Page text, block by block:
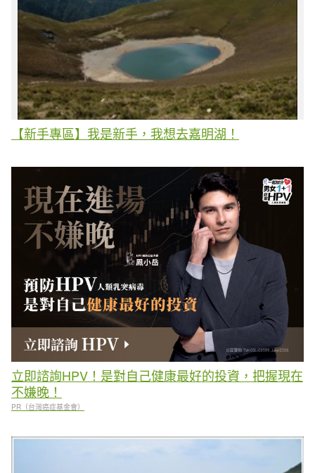
【新手專區】我是新手，我想去嘉明湖！
立即諮詢HPV！是對自己健康最好的投資，把握現在
不嫌晚！
PR（台灣癌症基金會）